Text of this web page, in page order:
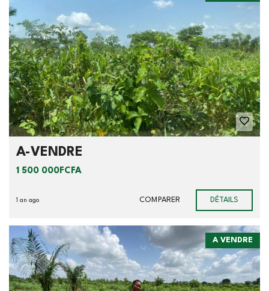
A-VENDRE
1 500 000FCFA
1 an ago COMPARER DÉTAILS
A VENDRE